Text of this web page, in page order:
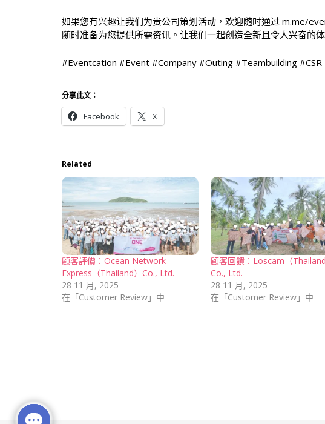
如果您有兴趣让我们为贵公司策划活动，欢迎随时通过 m.me/
随时准备为您提供所需资讯。让我们一起创造全新且令人兴奋的体
#Eventcation #Event #Company #Outing #Teambuilding #CSR
分享此文：
Facebook X
Related
顧客評價：Ocean Network
Express（Thailand）Co., Ltd.
28 11 月, 2025
在「Customer Review」中
顧客回饋：Loscam（Thailand
Co., Ltd.
28 11 月, 2025
在「Customer Review」中